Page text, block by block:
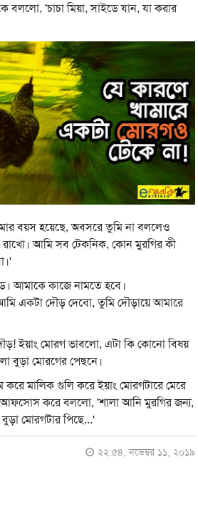
বললো, 'চাচা মিয়া, সাইডে যান, যা করার
বয়স হয়েছে, অবসরে তুমি না বললেও
আমি সব টেকনিক, কোন মুরগির কী
আমাকে কাজে নামতে হবে।
একটা দৌড় দেবো, তুমি দৌড়ায়ে আমারে
ইয়াং মোরগ ভাবলো, এটা কি কোনো বিষয়
বুড়া মোরগের পেছনে।
মালিক গুলি করে ইয়াং মোরগটারে মেরে
আফসোস করে বললো, 'শালা আনি মুরগির জন্য,
মোরগটার পিছে...'
২২:৫৪, নভেম্বর ১১, ২০১৯